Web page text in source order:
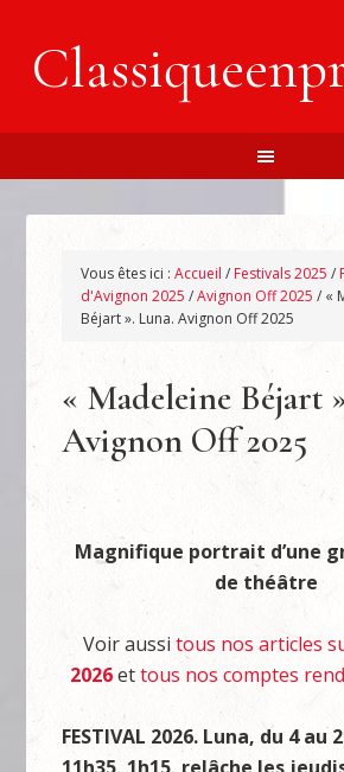
Vous êtes ici :Accueil / Festivals 2025 /
d'Avignon 2025 /Avignon Off 2025 / «
Béjart ». Luna. Avignon Off 2025
« Madeleine Béjart
Avignon Off 2025
Magnifique portrait d’une
de théâtre
Voir aussi tous nos articles
2026ettous nos comptes
FESTIVAL 2026. Luna, du 4 au